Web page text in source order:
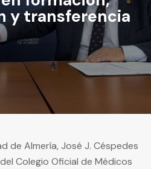
y transferencia
de Almería, José J. Céspedes
Colegio Oficial de Médicos